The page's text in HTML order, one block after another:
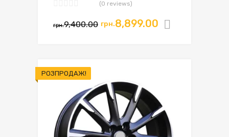
(0 reviews)
грн.9,400.00 грн.8,899.00
РОЗПРОДАЖ!